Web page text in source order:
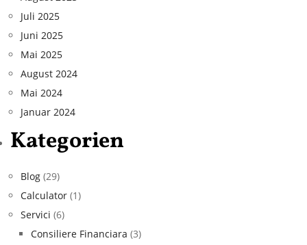
Juli 2025
Juni 2025
Mai 2025
August 2024
Mai 2024
Januar 2024
Kategorien
Blog (29)
Calculator (1)
Servici (6)
Consiliere Financiara (3)